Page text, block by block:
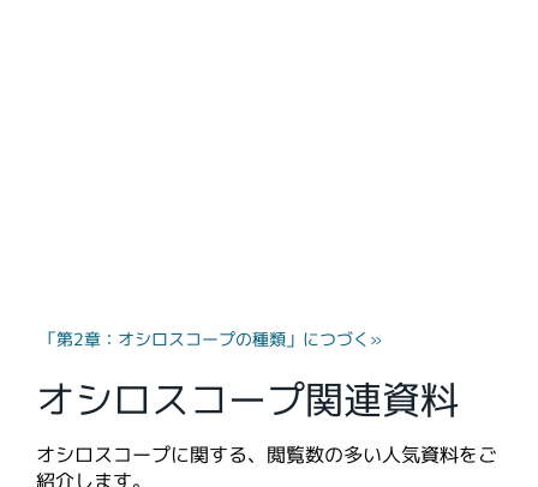
「第2章：オシロスコープの種類」につづく»
オシロスコープ関連資料
オシロスコープに関する、閲覧数の多い人気資料をご